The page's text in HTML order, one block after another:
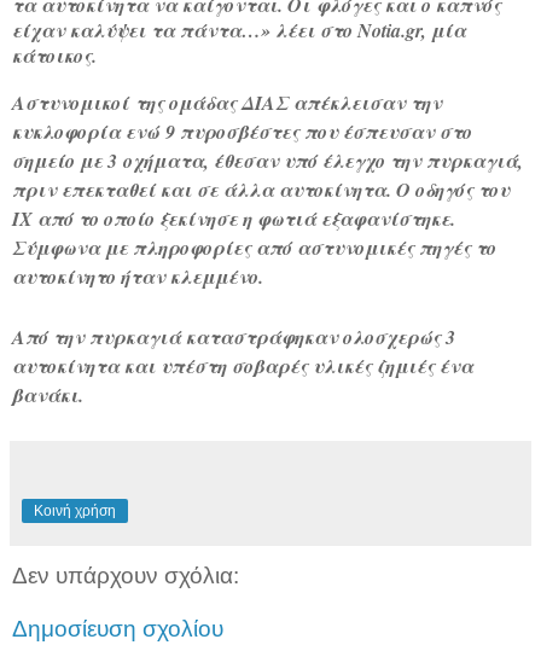
είχαν καλύψει τα πάντα…» λέει στο Notia.gr, μία
κάτοικος.
Αστυνομικοίτης ομάδας ΔΙΑΣ απέκλεισαν την
κυκλοφορία ενώ9 πυροσβέστες που έσπευσαν στο
σημείο με 3 οχήματα, έθεσαν υπό έλεγχο την πυρκαγιά,
πριν επεκταθεί και σε άλλα αυτοκίνητα. Ο οδηγός του
ΙΧ από το οποίο ξεκίνησε η φωτιά εξαφανίστηκε.
Σύμφωνα με πληροφορίες από αστυνομικές πηγές το
αυτοκίνητο ήταν κλεμμένο.
Από την πυρκαγιά καταστράφηκαν ολοσχερώς 3
αυτοκίνητα και υπέστη σοβαρές υλικές ζημιές ένα
βανάκι.
Κοινή χρήση
Δεν υπάρχουν σχόλια:
Δημοσίευση σχολίου